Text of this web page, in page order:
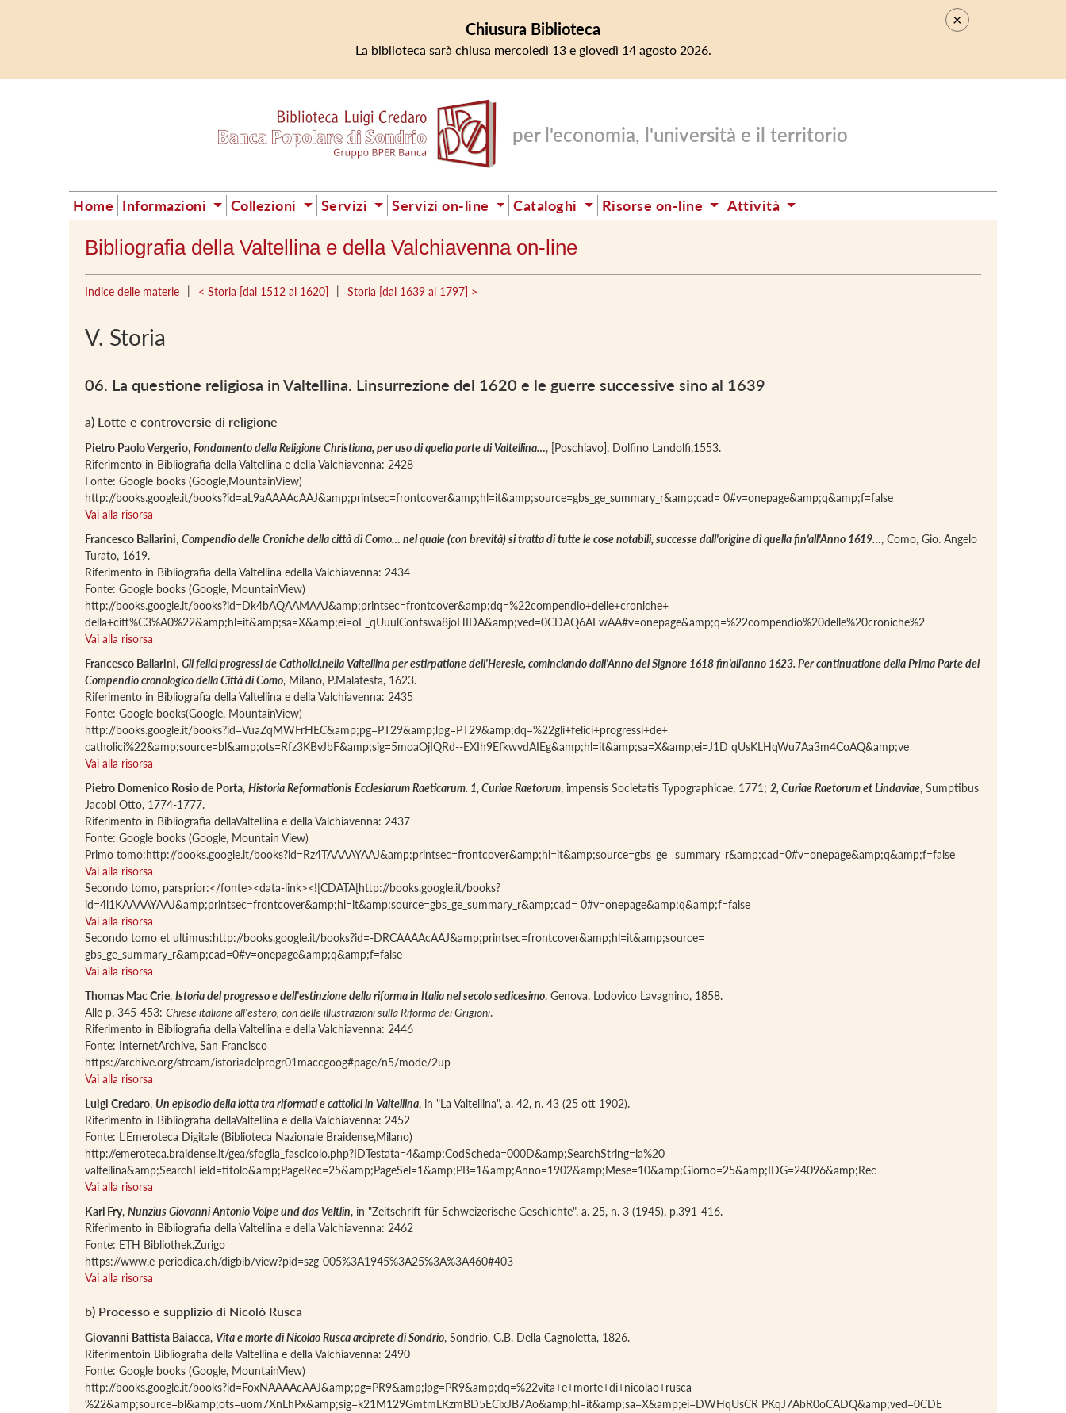
×
Chiusura Biblioteca
La biblioteca sarà chiusa mercoledì 13 e giovedì 14 agosto 2026.
per l'economia, l'università e il territorio
Home Informazioni Collezioni Servizi Servizi on-line Cataloghi Risorse on-line Attività
Bibliografia della Valtellina e della Valchiavenna on-line
Indice delle materie | < Storia [dal 1512 al 1620] | Storia [dal 1639 al 1797] >
V. Storia
06. La questione religiosa in Valtellina. Linsurrezione del 1620 e le guerre successive sino al 1639
a) Lotte e controversie di religione
Pietro Paolo Vergerio, Fondamento della Religione Christiana, per uso di quella parte di Valtellina…, [Poschiavo], Dolfino Landolfi,1553.
Riferimento in Bibliografia della Valtellina e della Valchiavenna: 2428
Fonte: Google books (Google,MountainView)
http://books.google.it/books?id=aL9aAAAAcAAJ&amp;printsec=frontcover&amp;hl=it&amp;source=gbs_ge_summary_r&amp;cad= 0#v=onepage&amp;q&amp;f=false
Vai alla risorsa
Francesco Ballarini, Compendio delle Croniche della città di Como… nel quale (con brevità) si tratta di tutte le cose notabili, successe dall'origine di quella fin'all'Anno 1619…, Como, Gio. Angelo
Turato, 1619.
Riferimento in Bibliografia della Valtellina edella Valchiavenna: 2434
Fonte: Google books (Google, MountainView)
http://books.google.it/books?id=Dk4bAQAAMAAJ&amp;printsec=frontcover&amp;dq=%22compendio+delle+croniche+
della+citt%C3%A0%22&amp;hl=it&amp;sa=X&amp;ei=oE_qUuulConfswa8joHIDA&amp;ved=0CDAQ6AEwAA#v=onepage&amp;q=%22compendio%20delle%20croniche%2
Vai alla risorsa
Francesco Ballarini, Gli felici progressi de Catholici,nella Valtellina per estirpatione dell'Heresie, cominciando dall'Anno del Signore 1618 fin'all'anno 1623. Per continuatione della Prima Parte del
Compendio cronologico della Città di Como, Milano, P.Malatesta, 1623.
Riferimento in Bibliografia della Valtellina e della Valchiavenna: 2435
Fonte: Google books(Google, MountainView)
http://books.google.it/books?id=VuaZqMWFrHEC&amp;pg=PT29&amp;lpg=PT29&amp;dq=%22gli+felici+progressi+de+
catholici%22&amp;source=bl&amp;ots=Rfz3KBvJbF&amp;sig=5moaOjIQRd--EXIh9EfkwvdAIEg&amp;hl=it&amp;sa=X&amp;ei=J1D qUsKLHqWu7Aa3m4CoAQ&amp;ve
Vai alla risorsa
Pietro Domenico Rosio de Porta, Historia Reformationis Ecclesiarum Raeticarum. 1, Curiae Raetorum, impensis Societatis Typographicae, 1771; 2, Curiae Raetorum et Lindaviae, Sumptibus
Jacobi Otto, 1774-1777.
Riferimento in Bibliografia dellaValtellina e della Valchiavenna: 2437
Fonte: Google books (Google, Mountain View)
Primo tomo:http://books.google.it/books?id=Rz4TAAAAYAAJ&amp;printsec=frontcover&amp;hl=it&amp;source=gbs_ge_ summary_r&amp;cad=0#v=onepage&amp;q&amp;f=false
Vai alla risorsa
Secondo tomo, parsprior:</fonte><data-link><![CDATA[http://books.google.it/books?
id=4l1KAAAAYAAJ&amp;printsec=frontcover&amp;hl=it&amp;source=gbs_ge_summary_r&amp;cad= 0#v=onepage&amp;q&amp;f=false
Vai alla risorsa
Secondo tomo et ultimus:http://books.google.it/books?id=-DRCAAAAcAAJ&amp;printsec=frontcover&amp;hl=it&amp;source=
gbs_ge_summary_r&amp;cad=0#v=onepage&amp;q&amp;f=false
Vai alla risorsa
Thomas Mac Crie, Istoria del progresso e dell'estinzione della riforma in Italia nel secolo sedicesimo, Genova, Lodovico Lavagnino, 1858.
Alle p. 345-453: Chiese italiane all'estero, con delle illustrazioni sulla Riforma dei Grigioni.
Riferimento in Bibliografia della Valtellina e della Valchiavenna: 2446
Fonte: InternetArchive, San Francisco
https://archive.org/stream/istoriadelprogr01maccgoog#page/n5/mode/2up
Vai alla risorsa
Luigi Credaro, Un episodio della lotta tra riformati e cattolici in Valtellina, in "La Valtellina", a. 42, n. 43 (25 ott 1902).
Riferimento in Bibliografia dellaValtellina e della Valchiavenna: 2452
Fonte: L'Emeroteca Digitale (Biblioteca Nazionale Braidense,Milano)
http://emeroteca.braidense.it/gea/sfoglia_fascicolo.php?IDTestata=4&amp;CodScheda=000D&amp;SearchString=la%20
valtellina&amp;SearchField=titolo&amp;PageRec=25&amp;PageSel=1&amp;PB=1&amp;Anno=1902&amp;Mese=10&amp;Giorno=25&amp;IDG=24096&amp;Rec
Vai alla risorsa
Karl Fry, Nunzius Giovanni Antonio Volpe und das Veltlin, in "Zeitschrift für Schweizerische Geschichte", a. 25, n. 3 (1945), p.391-416.
Riferimento in Bibliografia della Valtellina e della Valchiavenna: 2462
Fonte: ETH Bibliothek,Zurigo
https://www.e-periodica.ch/digbib/view?pid=szg-005%3A1945%3A25%3A%3A460#403
Vai alla risorsa
b) Processo e supplizio di Nicolò Rusca
Giovanni Battista Baiacca, Vita e morte di Nicolao Rusca arciprete di Sondrio, Sondrio, G.B. Della Cagnoletta, 1826.
Riferimentoin Bibliografia della Valtellina e della Valchiavenna: 2490
Fonte: Google books (Google, MountainView)
http://books.google.it/books?id=FoxNAAAAcAAJ&amp;pg=PR9&amp;lpg=PR9&amp;dq=%22vita+e+morte+di+nicolao+rusca
%22&amp;source=bl&amp;ots=uom7XnLhPx&amp;sig=k21M129GmtmLKzmBD5ECixJB7Ao&amp;hl=it&amp;sa=X&amp;ei=DWHqUsCR PKqJ7AbR0oCADQ&amp;ved=0CDE